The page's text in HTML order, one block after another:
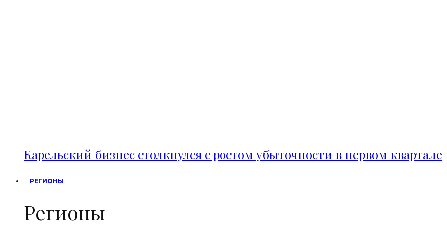
Карельский бизнес столкнулся с ростом убыточности в первом квартале
РЕГИОНЫ
Регионы